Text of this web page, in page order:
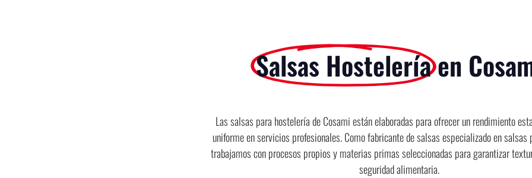
Salsas Hosteleríaen
Las salsas para hostelería de Cosami están elaboradas para ofrecer un rendimiento
uniforme en servicios profesionales. Como fabricante de salsas especializado en salsas
trabajamos con procesos propios y materias primas seleccionadas para garantizar
seguridad alimentaria.